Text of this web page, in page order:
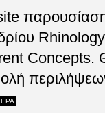
Concepts.